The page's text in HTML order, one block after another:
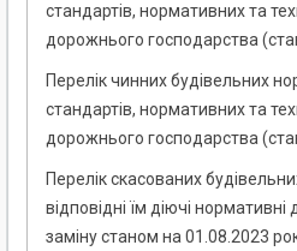
стандартів, нормативних та
дорожнього господарства
Перелік чинних будівельних
стандартів, нормативних та
дорожнього господарства
Перелік скасованих
відповідні їм діючі
заміну станом на 01.08.2023